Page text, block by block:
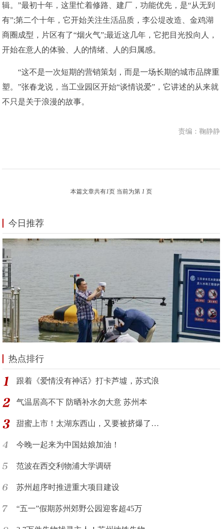
辑。”最初十年，这里忙着修路、建厂，功能优先，是“从无到
有”;第二个十年，它开始关注生活品质，李公堤改造、金鸡湖
商圈成型，片区有了“烟火气”;最近这几年，它把目光投向人，
开始在意人的体验、人的情绪、人的归属感。
“这不是一次短期的营销策划，而是一场长期的城市品牌重
塑。”张春龙说，当工业园区开始“谈情说爱”，它讲述的从来就
不只是关于浪漫的故事。
责编：鞠静静
本篇文章共有1页 当前为第 1 页
今日推荐
热点排行
跟着《爱情没有神话》打卡芦墟，苏式浪
气温居高不下 防晒补水勿大意 苏州本
甜蜜上市！太湖东西山，又要被挤爆了…
今晚一起来为中国姑娘加油！
范波在西交利物浦大学调研
苏州超序时推进重大项目建设
“五一”假期苏州郊野公园迎客超45万